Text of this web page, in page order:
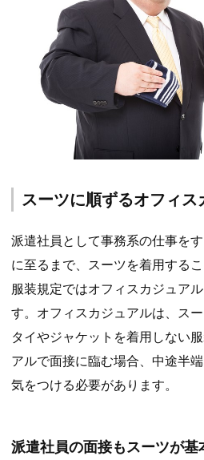
スーツに順ずるオフィス
派遣社員として事務系の仕事を
に至るまで、スーツを着用する
服装規定ではオフィスカジュア
す。オフィスカジュアルは、ス
タイやジャケットを着用しない
アルで面接に臨む場合、中途半
気をつける必要があります。
派遣社員の面接もスーツが基